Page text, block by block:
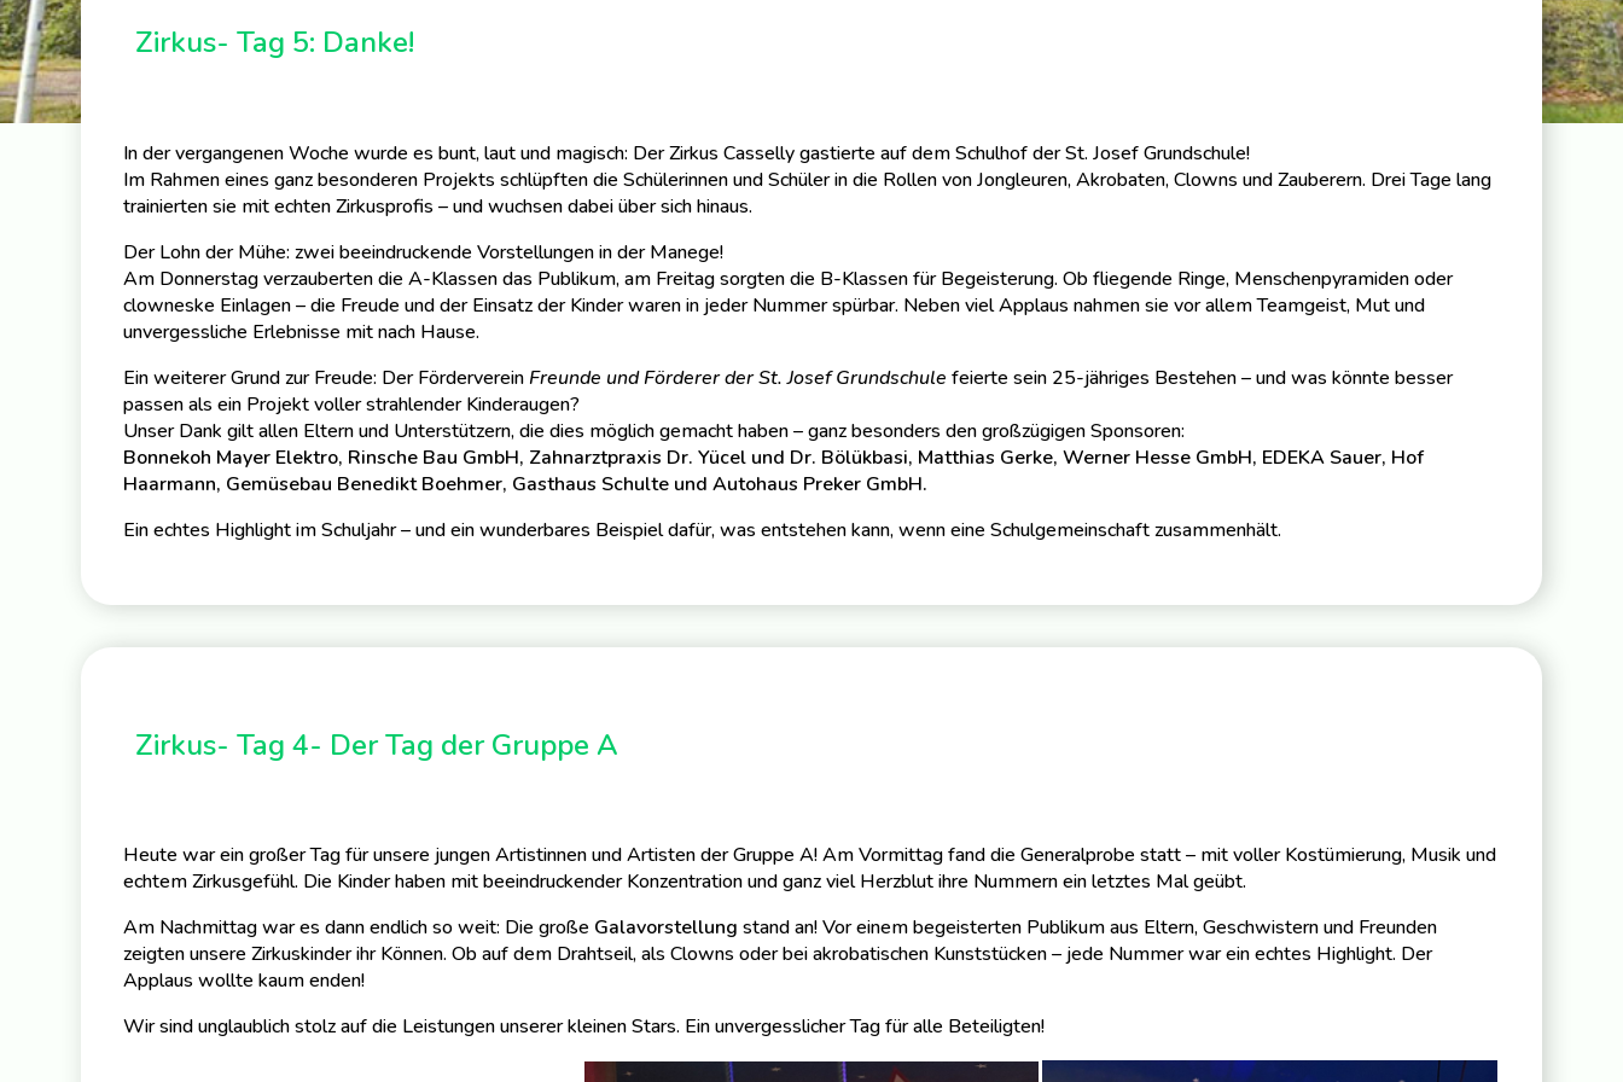
Zirkus- Tag 5: Danke!
In der vergangenen Woche wurde es bunt, laut und magisch: Der Zirkus Casselly gastierte auf dem Schulhof der St. Josef Grundschule!
Im Rahmen eines ganz besonderen Projekts schlüpften die Schülerinnen und Schüler in die Rollen von Jongleuren, Akrobaten, Clowns und Zauberern. Drei Tage lang
trainierten sie mit echten Zirkusprofis – und wuchsen dabei über sich hinaus.
Der Lohn der Mühe: zwei beeindruckende Vorstellungen in der Manege!
Am Donnerstag verzauberten die A-Klassen das Publikum, am Freitag sorgten die B-Klassen für Begeisterung. Ob fliegende Ringe, Menschenpyramiden oder
clowneske Einlagen – die Freude und der Einsatz der Kinder waren in jeder Nummer spürbar. Neben viel Applaus nahmen sie vor allem Teamgeist, Mut und
unvergessliche Erlebnisse mit nach Hause.
Ein weiterer Grund zur Freude: Der Förderverein Freunde und Förderer der St. Josef Grundschule feierte sein 25-jähriges Bestehen – und was könnte besser
passen als ein Projekt voller strahlender Kinderaugen?
Unser Dank gilt allen Eltern und Unterstützern, die dies möglich gemacht haben – ganz besonders den großzügigen Sponsoren:
Bonnekoh Mayer Elektro, Rinsche Bau GmbH, Zahnarztpraxis Dr. Yücel und Dr. Bölükbasi, Matthias Gerke, Werner Hesse GmbH, EDEKA Sauer, Hof
Haarmann, Gemüsebau Benedikt Boehmer, Gasthaus Schulte und Autohaus Preker GmbH.
Ein echtes Highlight im Schuljahr – und ein wunderbares Beispiel dafür, was entstehen kann, wenn eine Schulgemeinschaft zusammenhält.
Zirkus- Tag 4- Der Tag der Gruppe A
Heute war ein großer Tag für unsere jungen Artistinnen und Artisten der Gruppe A! Am Vormittag fand die Generalprobe statt – mit voller Kostümierung, Musik und
echtem Zirkusgefühl. Die Kinder haben mit beeindruckender Konzentration und ganz viel Herzblut ihre Nummern ein letztes Mal geübt.
Am Nachmittag war es dann endlich so weit: Die große Galavorstellung stand an! Vor einem begeisterten Publikum aus Eltern, Geschwistern und Freunden
zeigten unsere Zirkuskinder ihr Können. Ob auf dem Drahtseil, als Clowns oder bei akrobatischen Kunststücken – jede Nummer war ein echtes Highlight. Der
Applaus wollte kaum enden!
Wir sind unglaublich stolz auf die Leistungen unserer kleinen Stars. Ein unvergesslicher Tag für alle Beteiligten!